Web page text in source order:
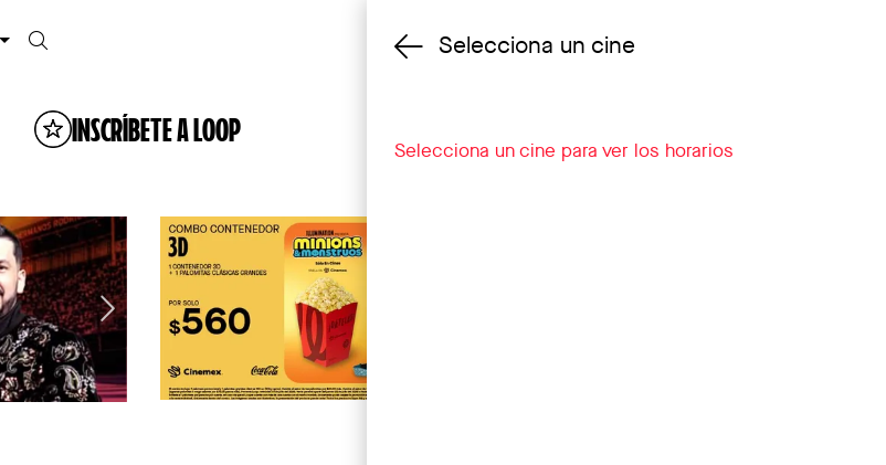
Cambiar cine
INSCRÍBETE A LOOP
Selecciona un cine
Selecciona un cine para ver los horarios